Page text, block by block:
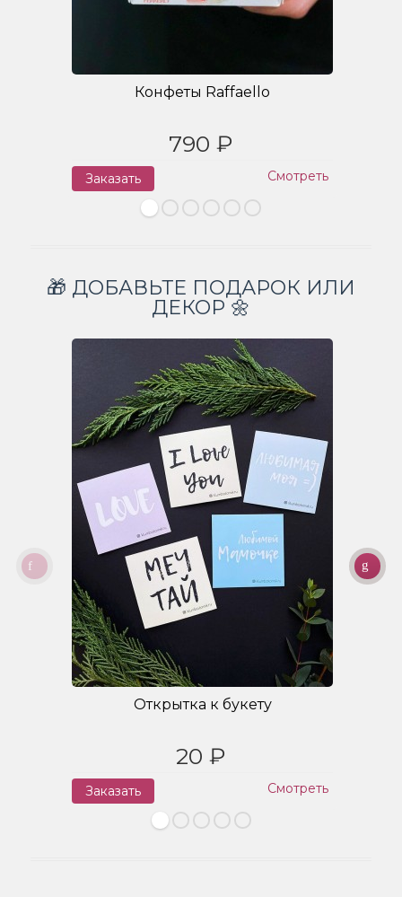
Конфеты Raffaello
790 ₽
Заказать Смотреть
🎁 ДОБАВЬТЕ ПОДАРОК ИЛИ
ДЕКОР 🌼
Открытка к букету
20 ₽
Заказать Смотреть